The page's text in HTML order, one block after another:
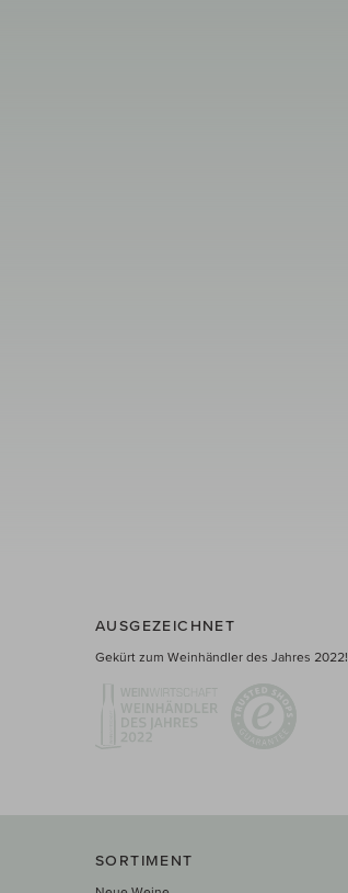
AUSGEZEICHNET
Gekürt zum Weinhändler des Jahres 2022!
SORTIMENT